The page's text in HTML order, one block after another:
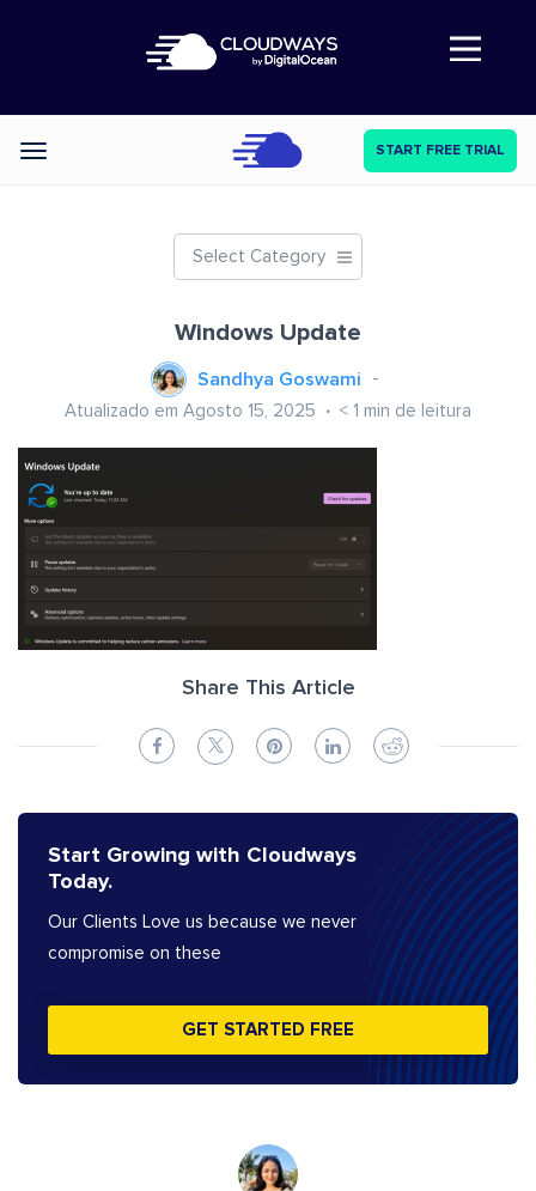
Abre a navegação
Categories START FREE TRIAL
Select Category
Windows Update
Sandhya Goswami
Atualizado em Agosto 15, 2025 < 1 min de leitura
Share This Article
Start Growing with Cloudways
Today.
Our Clients Love us because we never
compromise on these
GET STARTED FREE